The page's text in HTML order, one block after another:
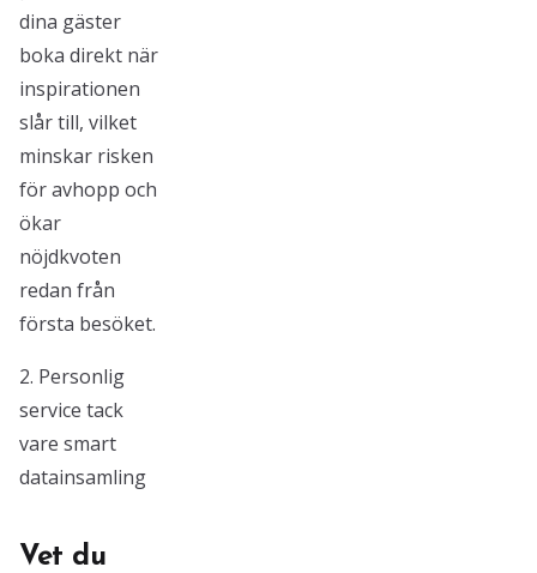
dina gäster
boka direkt när
inspirationen
slår till, vilket
minskar risken
för avhopp och
ökar
nöjdkvoten
redan från
första besöket.
2. Personlig
service tack
vare smart
datainsamling
Vet du